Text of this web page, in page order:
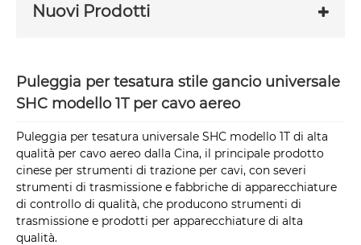
Nuovi Prodotti
Puleggia per tesatura stile gancio universale
SHC modello 1T per cavo aereo
Puleggia per tesatura universale SHC modello 1T di alta
qualità per cavo aereo dalla Cina, il principale prodotto
cinese per strumenti di trazione per cavi, con severi
strumenti di trasmissione e fabbriche di apparecchiature
di controllo di qualità, che producono strumenti di
trasmissione e prodotti per apparecchiature di alta
qualità.